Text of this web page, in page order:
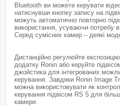
Bluetooth ви можете керувати
натиснувши кнопку запису на
можуть автоматично повторно
використання, усуваючи потребу
Серед сумісних камер – деякі
Дистанційно регулюйте
додатку Ronin або керуйте
джойстика для інтегрованих
керування. Завдяки Ronin Image
можна використовувати як
керування підвісом RS 5 для
камери.